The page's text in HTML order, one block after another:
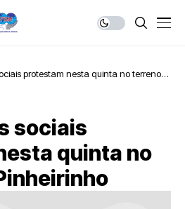
protestam nesta quinta no terreno
sociais
quinta no